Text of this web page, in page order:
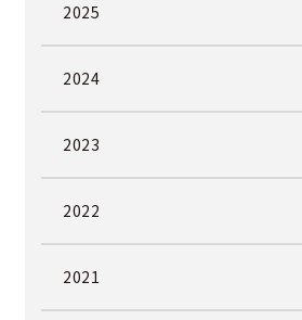
2025
2024
2023
2022
2021